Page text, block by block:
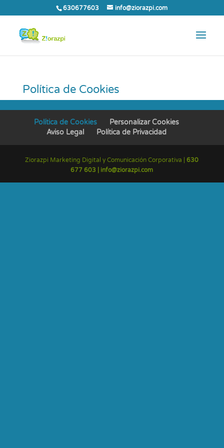
630677603 info@ziorazpi.com
Política de Cookies
Política de Cookies
Personalizar Cookies
Aviso Legal
Política de Privacidad
Ziorazpi Marketing Digital y Comunicación Corporativa |630
677 603 | info@ziorazpi.com